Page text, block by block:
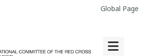
Global Page